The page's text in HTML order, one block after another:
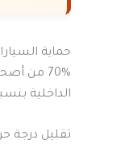
حماية
70% من أصحاب السيارات في الرياض يستخدمون المظلات لحماية سياراتهم
الداخلية بنسبة 30-40% في الأيام
تقليل درجة